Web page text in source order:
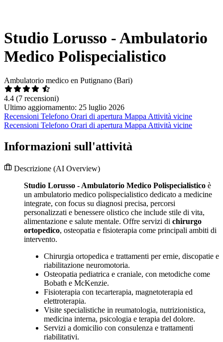
Studio Lorusso - Ambulatorio
Medico Polispecialistico
Ambulatorio medico en Putignano (Bari)
4.4 (7 recensioni)
Ultimo aggiornamento: 25 luglio 2026
Recensioni Telefono Orari di apertura Mappa Attività vicine
Recensioni Telefono Orari di apertura Mappa Attività vicine
Informazioni sull'attività
Descrizione (AI Overview)
Studio Lorusso - Ambulatorio Medico Polispecialistico è
un ambulatorio medico polispecialistico dedicato a medicine
integrate, con focus su diagnosi precisa, percorsi
personalizzati e benessere olistico che include stile di vita,
alimentazione e salute mentale. Offre servizi di chirurgo
ortopedico, osteopatia e fisioterapia come principali ambiti di
intervento.
Chirurgia ortopedica e trattamenti per ernie, discopatie e
riabilitazione neuromotoria.
Osteopatia pediatrica e craniale, con metodiche come
Bobath e McKenzie.
Fisioterapia con tecarterapia, magnetoterapia ed
elettroterapia.
Visite specialistiche in reumatologia, nutrizionistica,
medicina interna, psicologia e terapia del dolore.
Servizi a domicilio con consulenza e trattamenti
riabilitativi.